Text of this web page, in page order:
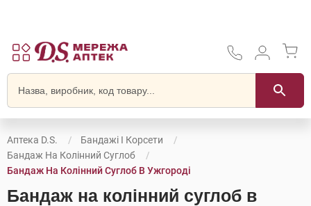
Аптека D.S.
Бандажі І Корсети
Бандаж На Колінний Суглоб
Бандаж На Колінний Суглоб В Ужгороді
Бандаж на колінний суглоб в